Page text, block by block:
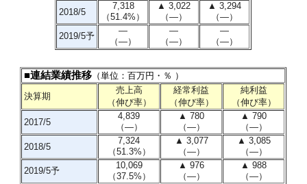
2018/5
7,318
（51.4%）
▲ 3,022
（―）
▲ 3,294
（―）
2019/5予
―
（―）
―
（―）
―
（―）
■連結業績推移 （単位：百万円・％ ）
決算期
売上高
（伸び率）
経常利益
（伸び率）
純利益
（伸び率）
2017/5
4,839
（―）
▲ 780
（―）
▲ 790
（―）
2018/5
7,324
（51.3%）
▲ 3,077
（―）
▲ 3,085
（―）
2019/5予
10,069
（37.5%）
▲ 976
（―）
▲ 988
（―）